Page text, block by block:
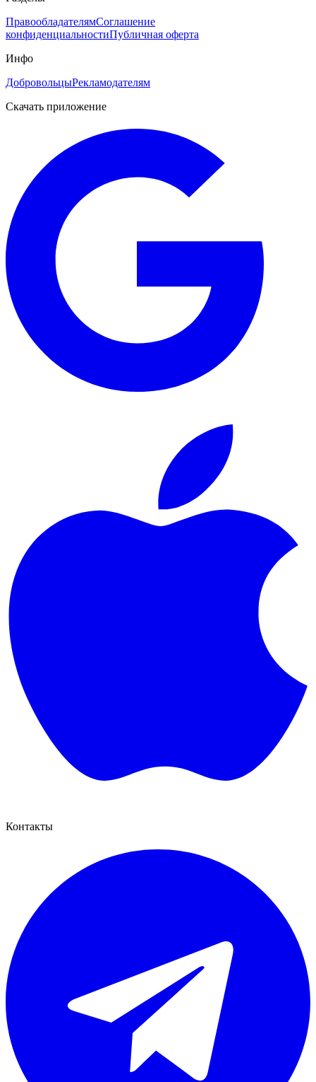
ПравообладателямСоглашение
конфиденциальностиПубличная оферта
Инфо
ДобровольцыРекламодателям
Скачать приложение
Контакты